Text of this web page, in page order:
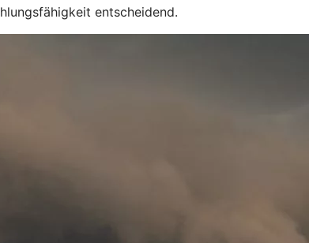
entscheidend.